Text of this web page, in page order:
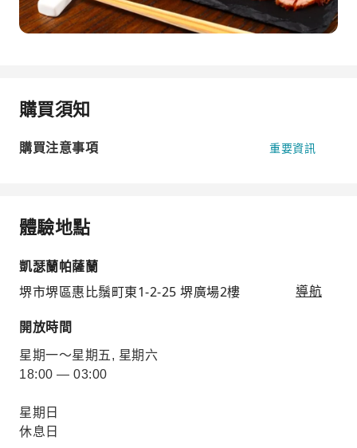
購買須知
購買注意事項 重要資訊
體驗地點
凱瑟蘭帕薩蘭
堺市堺區惠比鬚町東1-2-25 堺廣場2樓
導航
開放時間
星期一～星期五, 星期六
18:00 — 03:00
星期日
休息日